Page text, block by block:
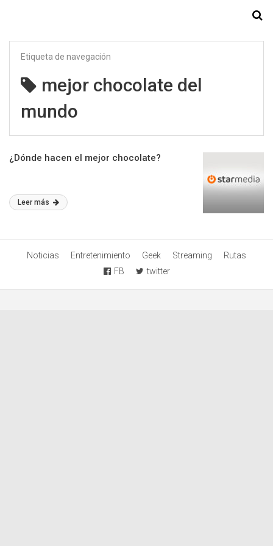
Etiqueta de navegación
mejor chocolate del
mundo
¿Dónde hacen el mejor chocolate?
Leer más
Noticias Entretenimiento Geek Streaming
Rutas
FB
twitter